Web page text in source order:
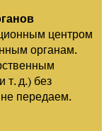
центром
органам.
т. д.) без
передаем.